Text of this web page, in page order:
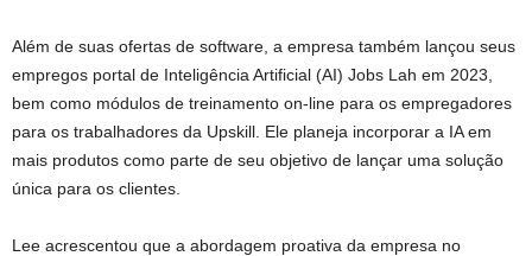
Além de suas ofertas de software, a empresa também lançou seus
empregos portal de Inteligência Artificial (AI) Jobs Lah em 2023,
bem como módulos de treinamento on-line para os empregadores
para os trabalhadores da Upskill. Ele planeja incorporar a IA em
mais produtos como parte de seu objetivo de lançar uma solução
única para os clientes.
Lee acrescentou que a abordagem proativa da empresa no